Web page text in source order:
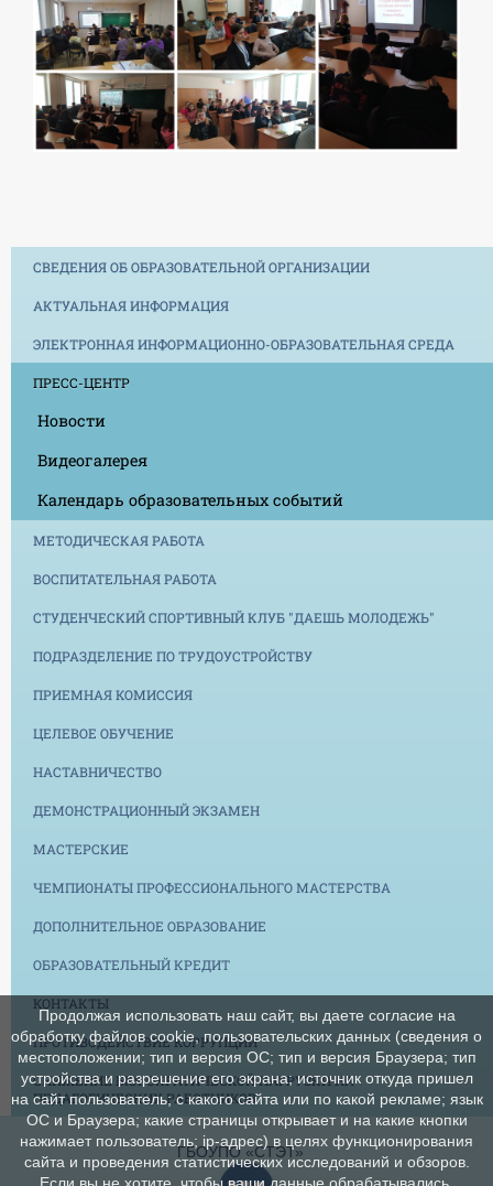
СВЕДЕНИЯ ОБ ОБРАЗОВАТЕЛЬНОЙ ОРГАНИЗАЦИИ
АКТУАЛЬНАЯ ИНФОРМАЦИЯ
ЭЛЕКТРОННАЯ ИНФОРМАЦИОННО-ОБРАЗОВАТЕЛЬНАЯ СРЕДА
ПРЕСС-ЦЕНТР
Новости
Видеогалерея
Календарь образовательных событий
МЕТОДИЧЕСКАЯ РАБОТА
ВОСПИТАТЕЛЬНАЯ РАБОТА
СТУДЕНЧЕСКИЙ СПОРТИВНЫЙ КЛУБ "ДАЕШЬ МОЛОДЕЖЬ"
ПОДРАЗДЕЛЕНИЕ ПО ТРУДОУСТРОЙСТВУ
ПРИЕМНАЯ КОМИССИЯ
ЦЕЛЕВОЕ ОБУЧЕНИЕ
НАСТАВНИЧЕСТВО
ДЕМОНСТРАЦИОННЫЙ ЭКЗАМЕН
МАСТЕРСКИЕ
ЧЕМПИОНАТЫ ПРОФЕССИОНАЛЬНОГО МАСТЕРСТВА
ДОПОЛНИТЕЛЬНОЕ ОБРАЗОВАНИЕ
ОБРАЗОВАТЕЛЬНЫЙ КРЕДИТ
КОНТАКТЫ
ПРОТИВОДЕЙСТВИЕ КОРРУПЦИИ
СНИЖЕНИЕ БЮРОКРАТИЧЕСКОЙ НАГРУЗКИ НА
ПЕДАГОГИЧЕСКИХ РАБОТНИКОВ
ГБОУПО «СТЭТ»
Продолжая использовать наш сайт, вы даете согласие на
обработку файлов cookie, пользовательских данных (сведения о
местоположении; тип и версия ОС; тип и версия Браузера; тип
устройства и разрешение его экрана; источник откуда пришел
на сайт пользователь; с какого сайта или по какой рекламе; язык
ОС и Браузера; какие страницы открывает и на какие кнопки
нажимает пользователь; ip-адрес) в целях функционирования
сайта и проведения статистических исследований и обзоров.